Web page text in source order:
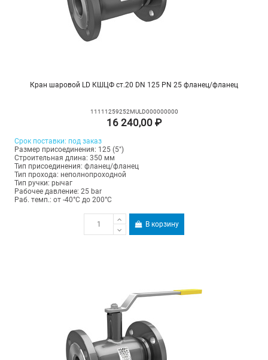
Кран шаровой LD КШЦФ ст.20 DN 125 PN 25 фланец/фланец
11111259252MULD000000000
16 240,00 ₽
Срок поставки: под заказ
Размер присоединения: 125 (5")
Строительная длина: 350 мм
Тип присоединения: фланец/фланец
Тип прохода: неполнопроходной
Тип ручки: рычаг
Рабочее давление: 25 bar
Раб. темп.: от -40°C до 200°C
В корзину